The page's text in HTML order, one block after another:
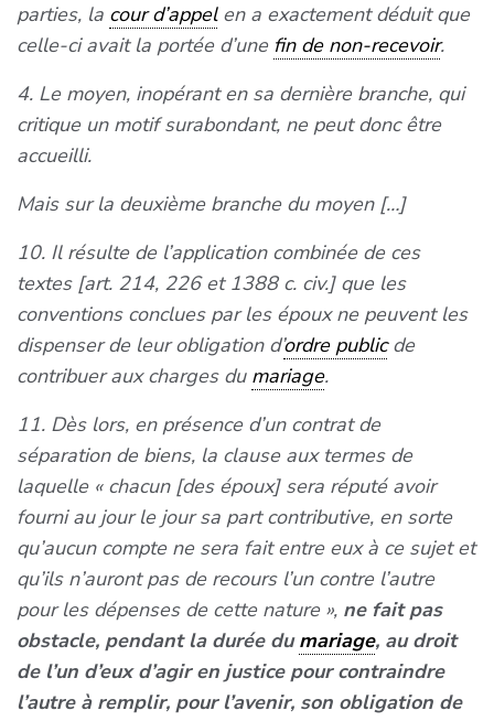
parties, la cour d’appelen a exactement déduit que
celle-ci avait la portée d’une fin de non-recevoir.
4. Le moyen, inopérant en sa dernière branche, qui
critique un motif surabondant, ne peut donc être
accueilli.
Mais sur la deuxième branche du moyen […]
10. Il résulte de l’application combinée de ces
textes [art. 214, 226 et 1388 c. civ.] que les
conventions conclues par les époux ne peuvent les
dispenser de leur obligation d’ordre publicde
contribuer aux charges du mariage.
11. Dès lors, en présence d’un contrat de
séparation de biens, la clause aux termes de
laquelle « chacun [des époux] sera réputé avoir
fourni au jour le jour sa part contributive, en sorte
qu’aucun compte ne sera fait entre eux à ce sujet et
qu’ils n’auront pas de recours l’un contre l’autre
pour les dépenses de cette nature », ne fait pas
obstacle, pendant la durée dumariage, au droit
de l’un d’eux d’agir en justice pour contraindre
l’autre à remplir, pour l’avenir, son obligation de